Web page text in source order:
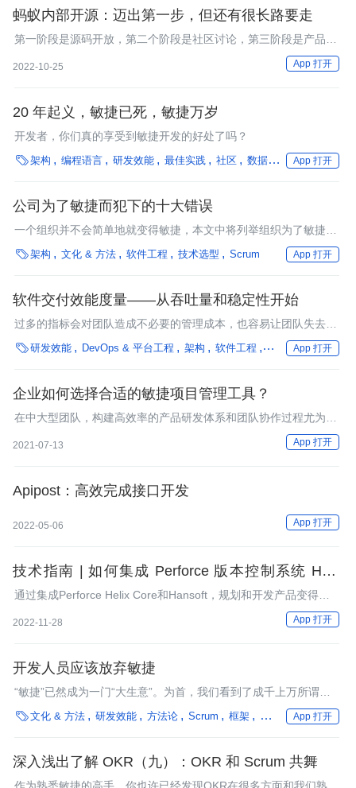
蚂蚁内部开源：迈出第一步，但还有很长路要走
第一阶段是源码开放，第二个阶段是社区讨论，第三阶段是产品视
角。内源很容易卡在第二步，因为第二步有很核心的点，是要有足
够的人参与进来。
2022-10-25 App 打开
20 年起义，敏捷已死，敏捷万岁
开发者，你们真的享受到敏捷开发的好处了吗？
架构 编程语言 研发效能 最佳实践 社区 数据处理 框架
App 打开
公司为了敏捷而犯下的十大错误
一个组织并不会简单地就变得敏捷，本文中将列举组织为了敏捷而
犯下的十类错误。
架构 文化 & 方法 软件工程 技术选型 Scrum App 打开
软件交付效能度量——从吞吐量和稳定性开始
过多的指标会对团队造成不必要的管理成本，也容易让团队失去关
注焦点。从吞吐量和稳定性两个维度考量的四个关键指标是简单但
有效的指标，建议优先度量。
研发效能 DevOps & 平台工程 架构 软件工程 企业动态 行业深
App 打开
企业如何选择合适的敏捷项目管理工具？
在中大型团队，构建高效率的产品研发体系和团队协作过程尤为重
要。挑选恰当的敏捷软件项目管理专用工具可以极大地提升团队协
作效率，帮助企业持续交付价值。
2021-07-13 App 打开
Apipost：高效完成接口开发
2022-05-06 App 打开
技术指南 | 如何集成 Perforce 版本控制系统 Helix
Core (P4V) 与敏捷规划工具 Hansoft
通过集成Perforce Helix Core和Hansoft，规划和开发产品变得简
单、快速、轻松。您的团队成员可以通过他们喜欢的版本控制系统
来快速更新Hansoft，而高层可以随时了解到项目的最新进展。
2022-11-28 App 打开
开发人员应该放弃敏捷
“敏捷”已然成为一门“大生意”。为首，我们看到了成千上万所谓
的“敏捷“教练和培训师，以及很多相互竞争的框架和方法，比如“敏
捷”领导力培训、“敏捷”项目管理，等等。
文化 & 方法 研发效能 方法论 Scrum 框架 汽车 行业深度
App 打开
深入浅出了解 OKR（九）：OKR 和 Scrum 共舞